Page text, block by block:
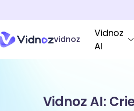
vidnoz
Vidnoz
AI
Vidnoz AI: